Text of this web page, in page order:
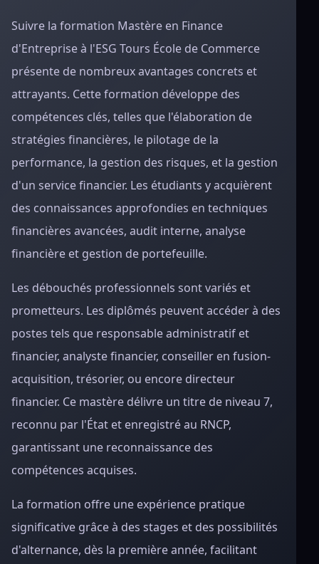
Suivre la formation Mastère en Finance
d'Entreprise à l'ESG Tours École de Commerce
présente de nombreux avantages concrets et
attrayants. Cette formation développe des
compétences clés, telles que l'élaboration de
stratégies financières, le pilotage de la
performance, la gestion des risques, et la gestion
d'un service financier. Les étudiants y acquièrent
des connaissances approfondies en techniques
financières avancées, audit interne, analyse
financière et gestion de portefeuille.
Les débouchés professionnels sont variés et
prometteurs. Les diplômés peuvent accéder à des
postes tels que responsable administratif et
financier, analyste financier, conseiller en fusion-
acquisition, trésorier, ou encore directeur
financier. Ce mastère délivre un titre de niveau 7,
reconnu par l'État et enregistré au RNCP,
garantissant une reconnaissance des
compétences acquises.
La formation offre une expérience pratique
significative grâce à des stages et des possibilités
d'alternance, dès la première année, facilitant